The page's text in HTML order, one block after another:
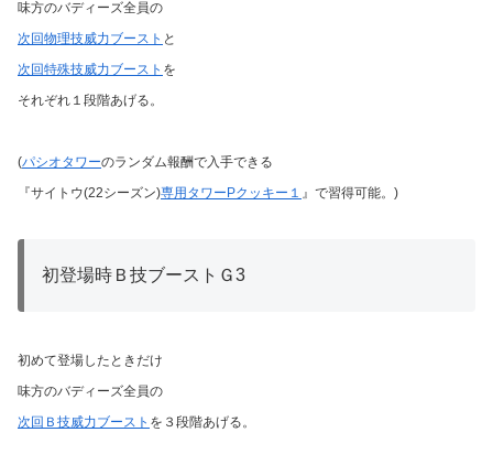
味方のバディーズ全員の
次回物理技威力ブースト と
次回特殊技威力ブースト を
それぞれ１段階あげる。
(パシオタワーのランダム報酬で入手できる
『サイトウ(22シーズン)専用タワーPクッキー１ 』で習得可能。)
初登場時Ｂ技ブーストＧ3
初めて登場したときだけ
味方のバディーズ全員の
次回Ｂ技威力ブースト を３段階あげる。